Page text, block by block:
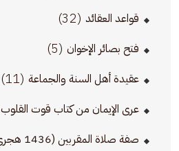
قواعد العقائد (32)
فتح بصائر الإخوان (5)
عقيدة أهل السنة والجماعة (11)
عرى الإيمان من كتاب قوت القلوب
صفة صلاة المقربين (1436 هجري)